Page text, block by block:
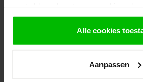
gebruiken.
Alle cookies
Aanpassen
Recent bekeken